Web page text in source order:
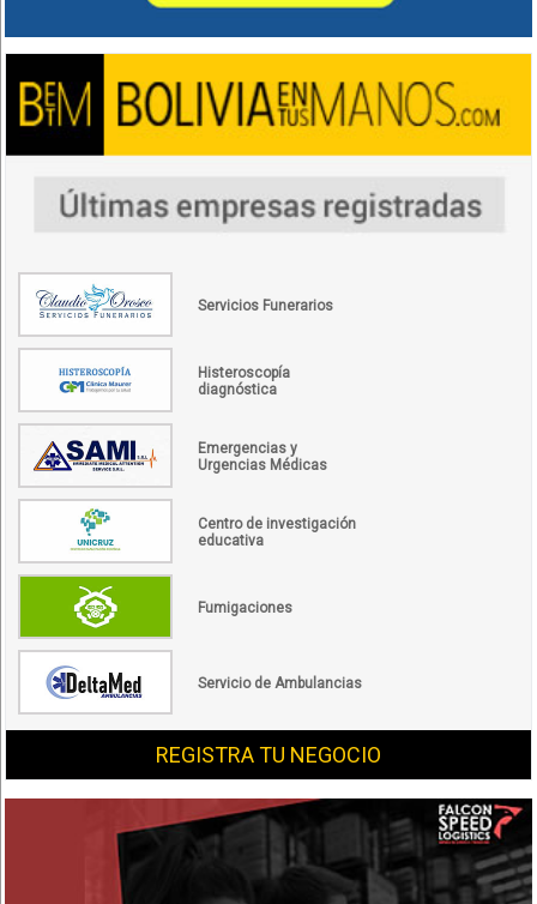
Servicios Funerarios
Histeroscopía
diagnóstica
Emergencias y
Urgencias Médicas
Centro de investigación
educativa
Fumigaciones
Servicio de Ambulancias
REGISTRA TU NEGOCIO